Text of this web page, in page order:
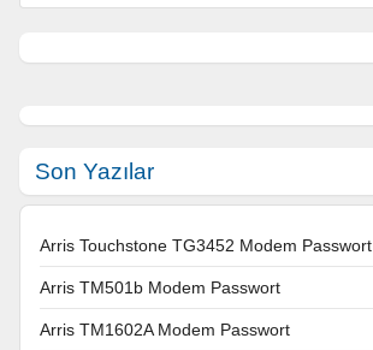
Son Yazılar
Arris Touchstone TG3452 Modem Passwort
Arris TM501b Modem Passwort
Arris TM1602A Modem Passwort